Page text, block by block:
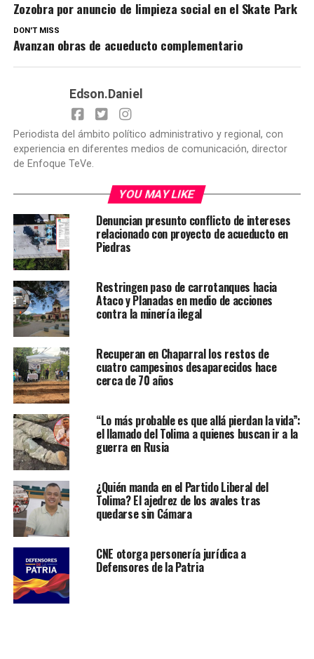
Zozobra por anuncio de limpieza social en el Skate Park
DON'T MISS
Avanzan obras de acueducto complementario
Edson.Daniel
Periodista del ámbito político administrativo y regional, con
experiencia en diferentes medios de comunicación, director
de Enfoque TeVe.
YOU MAY LIKE
Denuncian presunto conflicto de intereses
relacionado con proyecto de acueducto en
Piedras
Restringen paso de carrotanques hacia
Ataco y Planadas en medio de acciones
contra la minería ilegal
Recuperan en Chaparral los restos de
cuatro campesinos desaparecidos hace
cerca de 70 años
“Lo más probable es que allá pierdan la vida”:
el llamado del Tolima a quienes buscan ir a la
guerra en Rusia
¿Quién manda en el Partido Liberal del
Tolima? El ajedrez de los avales tras
quedarse sin Cámara
CNE otorga personería jurídica a
Defensores de la Patria